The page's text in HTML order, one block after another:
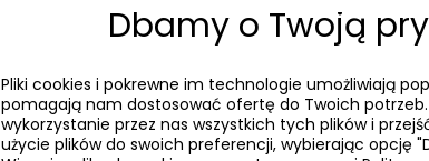
Dbamy o Twoją
Pliki cookies i pokrewne im technologie umożliwiają
pomagają nam dostosować ofertę do Twoich
wykorzystanie przez nas wszystkich tych plików i
użycie plików do swoich preferencji, wybierając opcję